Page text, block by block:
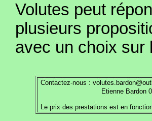
Volutes peut
plusieurs
avec un choix sur
Contactez-nous :
Etienne Bardon
Le prix des prestations est en